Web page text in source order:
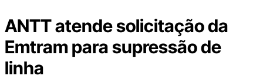
ANTT atende solicitação da
Emtram para supressão de
linha